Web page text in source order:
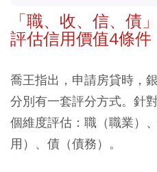
「職、收、信、債」
評估信用價值4條件
喬王指出，申請房貸時，
分別有一套評分方式。針
個維度評估： 職（職業）
用）、債（債務） 。